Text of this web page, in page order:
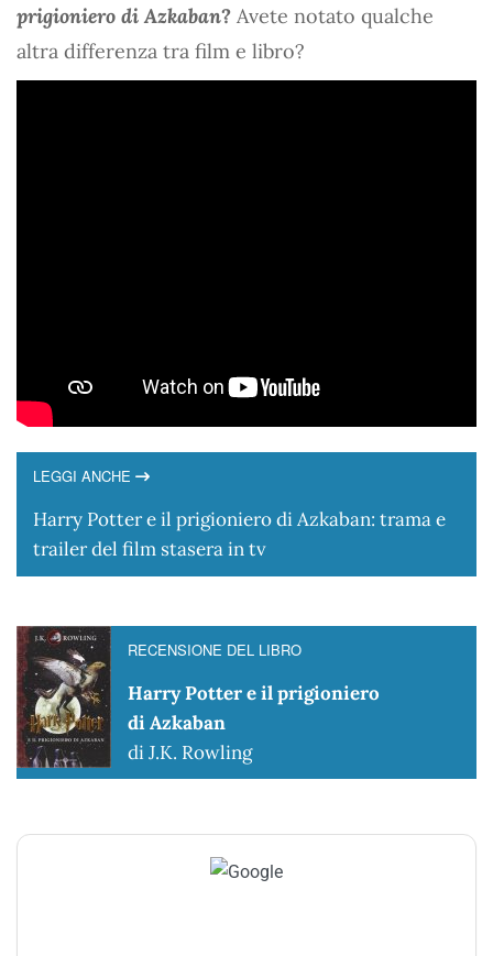
prigioniero di Azkaban? Avete notato qualche
altra differenza tra film e libro?
LEGGI ANCHE
Harry Potter e il prigioniero di Azkaban: trama e
trailer del film stasera in tv
RECENSIONE DEL LIBRO
Harry Potter e il prigioniero
di Azkaban
di J.K. Rowling